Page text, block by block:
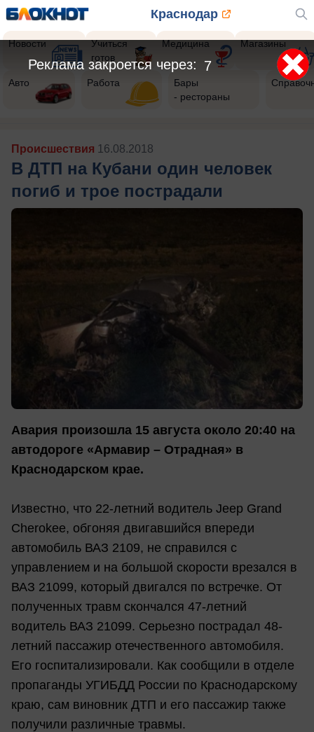
Краснодар
Новости
Учиться
готов
Медицина Магазины
Авто Работа
Бары
- рестораны
Происшествия 16.08.2018
В ДТП на Кубани один человек
погиб и трое пострадали
Авария произошла 15 августа около 20:40 на
автодороге «Армавир – Отрадная» в
Краснодарском крае.
Известно, что 22-летний водитель Jeep Grand
Cherokee, обгоняя двигавшийся впереди
автомобиль ВАЗ 2109, не справился с
управлением и на большой скорости врезался в
ВАЗ 21099, который двигался по встречке. От
полученных травм скончался 47-летний
водитель ВАЗ 21099. Серьезно пострадал 48-
летний пассажир отечественного автомобиля.
Его госпитализировали. Как сообщили в отделе
пропаганды УГИБДД России по Краснодарскому
краю, сам виновник ДТП и его пассажир также
получили различные травмы.
4
Реклама закроется через: